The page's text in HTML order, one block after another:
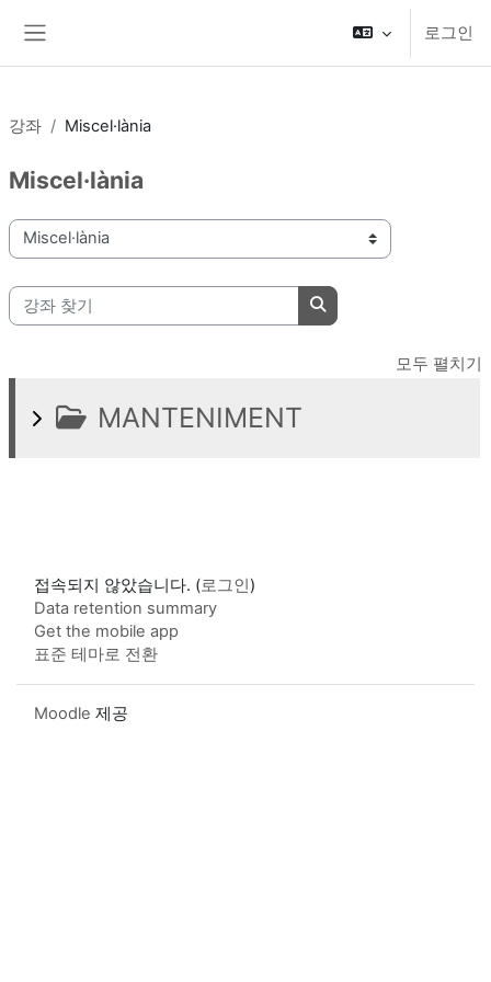
로그인
강좌 Miscel·lània
Miscel·lània
강좌 범주
강좌 찾기
강좌 찾기
모두 펼치기
MANTENIMENT
접속되지 않았습니다. (로그인)
Data retention summary
Get the mobile app
표준 테마로 전환
Moodle 제공